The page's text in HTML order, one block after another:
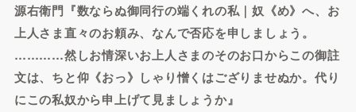
源右衛門『数ならぬ御同行の端くれの私｜奴《め》へ、お
上人さま直々のお頼み、なんで否応を申しましょう。
…………然しお情深いお上人さまのそのお口からこの御註
文は、ちと仰《おっ》しゃり憎くはござりませぬか。代り
にこの私奴から申上げて見ましょうか』